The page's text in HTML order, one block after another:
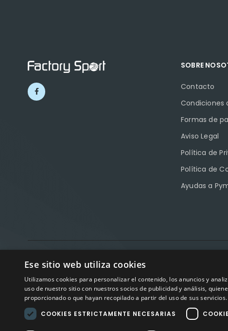
SOBRE
Contacto
Condiciones
Formas de
Aviso Legal
Política de
Política de
Ayudas a
Ese sitio web utiliza cookies
Utilizamos cookies para personalizar el contenido, los anuncios y
uso de nuestro sitio con nuestros socios de publicidad y análisis,
proporcionado o que hayan recopilado a partir del uso de sus servicios.
COOKIES ESTRICTAMENTE NECESARIAS